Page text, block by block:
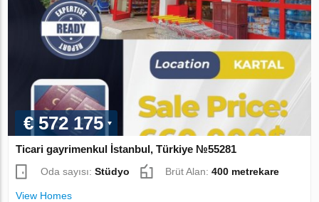
€ 572 175
Ticari gayrimenkul İstanbul, Türkiye №55281
Oda sayısı:Stüdyo Brüt Alan:400 metrekare
View Homes